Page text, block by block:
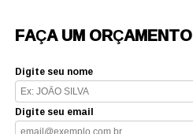
FAÇA UM ORÇAMENTO
Digite seu nome
Digite seu email